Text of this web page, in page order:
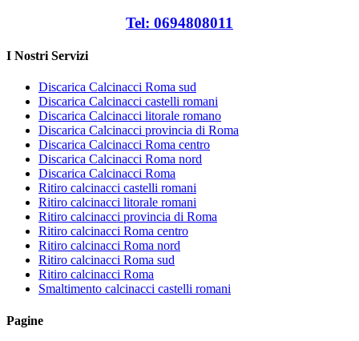
Tel: 0694808011
I Nostri Servizi
Discarica Calcinacci Roma sud
Discarica Calcinacci castelli romani
Discarica Calcinacci litorale romano
Discarica Calcinacci provincia di Roma
Discarica Calcinacci Roma centro
Discarica Calcinacci Roma nord
Discarica Calcinacci Roma
Ritiro calcinacci castelli romani
Ritiro calcinacci litorale romani
Ritiro calcinacci provincia di Roma
Ritiro calcinacci Roma centro
Ritiro calcinacci Roma nord
Ritiro calcinacci Roma sud
Ritiro calcinacci Roma
Smaltimento calcinacci castelli romani
Pagine